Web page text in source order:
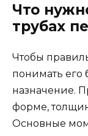
Что
трубах
Чтобы
понимать его
назначение.
форме,
Основные